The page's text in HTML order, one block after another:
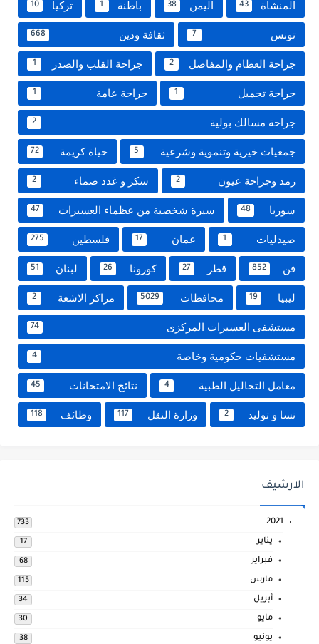
المنشاة 43 اليمن 38 باطنة 1 تركيا 10
تونس 7 ثقافة ودين 668
جراحة العظام والمفاصل 2 جراحة القلب والصدر 1
جراحة تجميل 1 جراحة عامة 1
جراحة مسالك بولية 2
جمعيات خيرية وتنموية وشرعية 5 حياة كريمة 72
رمد وجراحة عيون 2 سكر و غدد صماء 2
سوريا 48 سيرة شخصية من عظماء العسيرات 47
صيدليات 1 عمان 17 فلسطين 275
فن 852 قطر 27 كورونا 26 لبنان 51
ليبيا 19 محافظات 5029 مراكز الاشعة 2
مستشفى العسيرات المركزى 74
مستشفيات حكومية وخاصة 4
معامل التحاليل الطبية 4 نتائج الامتحانات 45
نسا و توليد 2 وزارة النقل 117 وظائف 118
الارشيف
2021
733
يناير 17
فبراير 68
مارس 115
أبريل 34
مايو 30
يونيو 38